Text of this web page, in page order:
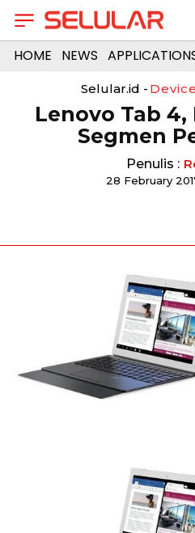
HOME NEWS
Selular.id -
Lenovo Tab 4,
Segmen
Penulis :
28 February